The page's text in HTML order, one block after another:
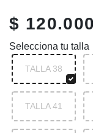
$ 120.000
Selecciona tu talla
TALLA 38
TALLA 41